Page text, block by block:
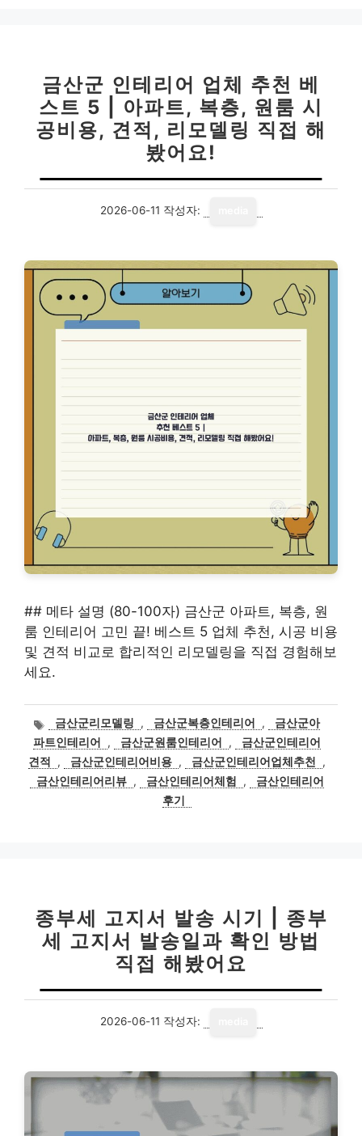
금산군 인테리어 업체 추천 베
스트 5 | 아파트, 복층, 원룸 시
공비용, 견적, 리모델링 직접 해
봤어요!
2026-06-11 작성자:
## 메타 설명 (80-100자) 금산군 아파트, 복층, 원
룸 인테리어 고민 끝! 베스트 5 업체 추천, 시공 비용
및 견적 비교로 합리적인 리모델링을 직접 경험해보
세요.
태
그
금산군리모델링 , 금산군복층인테리어 ,
금산군아
파트인테리어
, 금산군원룸인테리어 ,
금산군인테리어
견적
, 금산군인테리어비용 , 금산군인테리어업체추천
,
금산인테리어리뷰 , 금산인테리어체험 ,
금산인테리어
후기
종부세 고지서 발송 시기 | 종부
세 고지서 발송일과 확인 방법
직접 해봤어요
2026-06-11 작성자: